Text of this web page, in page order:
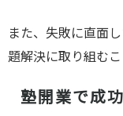
また、失敗に直面
題解決に取り組むこ
塾開業で成